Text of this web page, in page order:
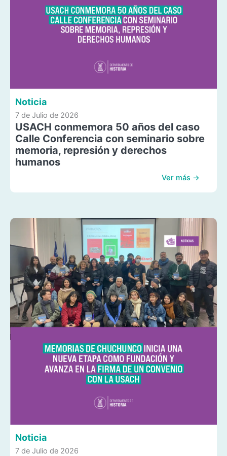
Noticia
7 de Julio de 2026
USACH conmemora 50 años del caso
Calle Conferencia con seminario sobre
memoria, represión y derechos
humanos
Ver más →
Noticia
7 de Julio de 2026